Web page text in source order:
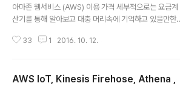
아마존 웹서비스 (AWS) 이용 가격 세부적으로는 요금계
산기를 통해 알아보고 대충 머리속에 기억하고 있을만한
것을 명심하라. 각종 옵션에 따라 매우 달라진다. 정확한 계
로서 1TB 저장하는데 한달에 대략 5만원 (1기가당 50원)
33 1 2016. 10. 12.
AWS IoT, Kinesis Firehose, Athena ,